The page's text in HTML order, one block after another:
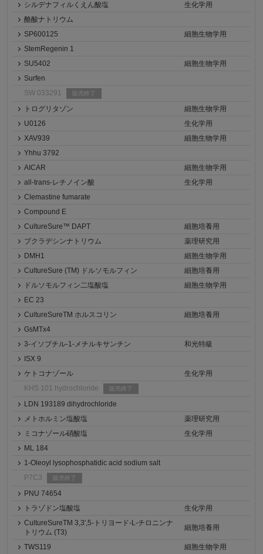
シルデナフィルくえん酸塩
生化学用
酪酸ナトリウム
SP600125
細胞生物学用
StemRegenin 1
SU5402
細胞生物学用
Surfen
SW 033291
販売終了
トログリタゾン
細胞生物学用
U0126
生化学用
XAV939
細胞生物学用
Yhhu 3792
AICAR
細胞生物学用
all-trans-レチノイン酸
生化学用
Clemastine fumarate
Compound E
CultureSure™ DAPT
細胞培養用
ブクラデシンナトリウム
薬理研究用
DMH1
細胞生物学用
CultureSure (TM) ドルソモルフィン
細胞培養用
ドルソモルフィン二塩酸塩
細胞生物学用
EC 23
CultureSureTM ホルスコリン
細胞培養用
GsMTx4
3-イソブチル-1-メチルキサンチン
和光特級
ISX 9
ケトコナゾール
生化学用
KHS 101 hydrochloride
販売終了
LDN 193189 dihydrochloride
メトホルミン塩酸塩
薬理研究用
ミコナゾール硝酸塩
生化学用
ML 184
1-Oleoyl lysophosphatidic acid sodium salt
P7C3
販売終了
PNU 74654
トラゾドン塩酸塩
生化学用
CultureSureTM 3,3',5-トリヨード-L-チロニンナ
トリウム (T3)
細胞培養用
TWS119
細胞生物学用